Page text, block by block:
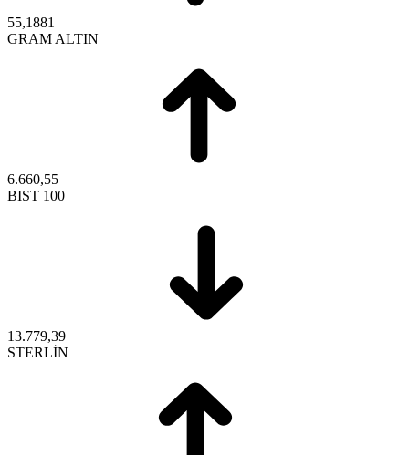
55,1881
GRAM ALTIN
6.660,55
BIST 100
13.779,39
STERLİN